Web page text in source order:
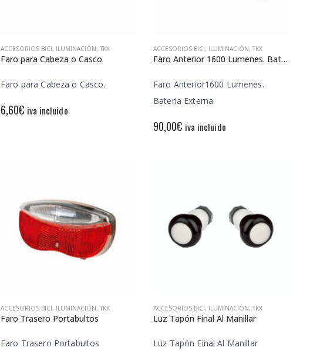
ACCESORIOS BICI, ILUMINACIÓN, TKX
Faro para Cabeza o Casco
Faro para Cabeza o Casco.
6,60€ iva incluido
ACCESORIOS BICI, ILUMINACIÓN, TKX
Faro Anterior 1600 Lumenes. Bateria Externa
Faro Anterior1600 Lumenes.
Bateria Externa
90,00€ iva incluido
ACCESORIOS BICI, ILUMINACIÓN, TKX
Faro Trasero Portabultos
Faro Trasero Portabultos
ACCESORIOS BICI, ILUMINACIÓN, TKX
Luz Tapón Final Al Manillar
Luz Tapón Final Al Manillar